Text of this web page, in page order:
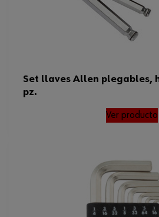
Set llaves Allen plegables,
pz.
Ver producto